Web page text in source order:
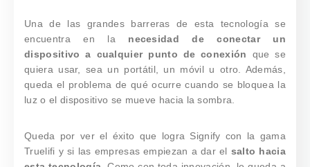
Una de las grandes barreras de esta tecnología se
encuentra en la necesidad de conectar un
dispositivo a cualquier punto de conexión
que se
quiera usar, sea un portátil, un móvil u otro. Además,
queda el problema de qué ocurre cuando se bloquea la
luz o el dispositivo se mueve hacia la sombra.
Queda por ver el éxito que logra Signify con la gama
Truelifi y si las empresas empiezan a dar el salto hacia